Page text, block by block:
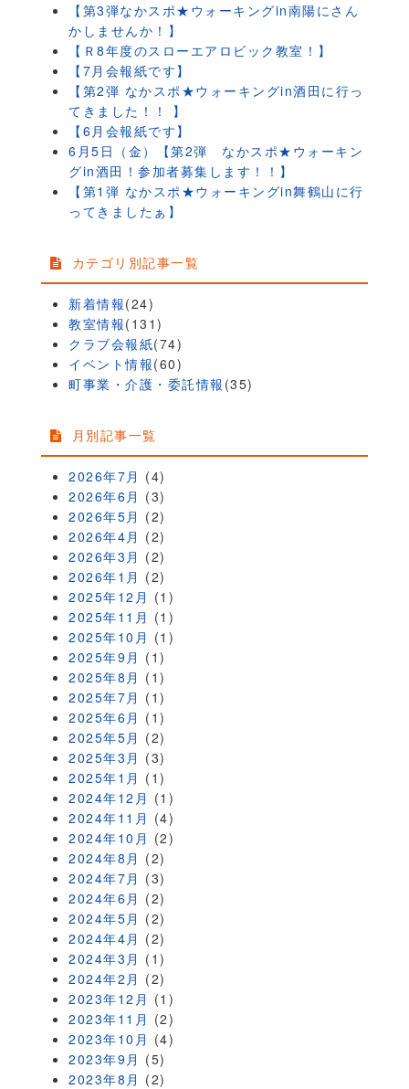
【第3弾なかスポ★ウォーキングin南陽にさん
かしませんか！】
【Ｒ8年度のスローエアロビック教室！】
【7月会報紙です】
【第2弾 なかスポ★ウォーキングin酒田に行っ
てきました！！ 】
【6月会報紙です】
6月5日（金）【第2弾 なかスポ★ウォーキン
グin酒田！参加者募集します！！】
【第1弾 なかスポ★ウォーキングin舞鶴山に行
ってきましたぁ】
カテゴリ別記事一覧
新着情報(24)
教室情報(131)
クラブ会報紙(74)
イベント情報(60)
町事業・介護・委託情報 (35)
月別記事一覧
2026年7月 (4)
2026年6月 (3)
2026年5月 (2)
2026年4月 (2)
2026年3月 (2)
2026年1月 (2)
2025年12月 (1)
2025年11月 (1)
2025年10月 (1)
2025年9月 (1)
2025年8月 (1)
2025年7月 (1)
2025年6月 (1)
2025年5月 (2)
2025年3月 (3)
2025年1月 (1)
2024年12月 (1)
2024年11月 (4)
2024年10月 (2)
2024年8月 (2)
2024年7月 (3)
2024年6月 (2)
2024年5月 (2)
2024年4月 (2)
2024年3月 (1)
2024年2月 (2)
2023年12月 (1)
2023年11月 (2)
2023年10月 (4)
2023年9月 (5)
2023年8月 (2)